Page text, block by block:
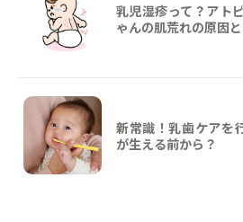
乳児湿疹って？アト
ゃんの肌荒れの原因
新常識！乳歯ケアを
が生える前から？